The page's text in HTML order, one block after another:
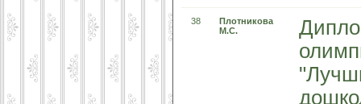
38
Плотникова
М.С.